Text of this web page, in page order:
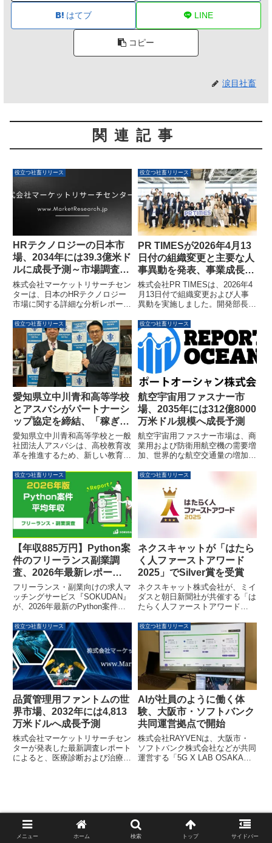
はてブ LINE
コピー
涙目社畜
関連記事
役立つ社畜リリース
HRテクノロジーの日本市
場、2034年には39.3億米ド
ルに成長予測～市場調査レ
ポートが発表されました
株式会社マーケットリサーチセン
ターは、日本のHRテクノロジー
市場に関する詳細な分析レポート
2034」を発表しました。このレ
ポートによると、日本のHRテッ
ク市場は2025年の21.6億米ドル
から、2034年には39.3億米ドル
に達し、2026年から2034年にか
けて年平均成長率（CAGR）
6.87%で成長すると予測されてい
ます。国内の労働力人口の減少や
技術進歩が市場成長の主要な推進
要因とされています。
役立つ社畜リリース
PR TIMESが2026年4月13
日付の組織変更と主要な人
事異動を発表、事業成長と
ミッション実現に向けた新
体制へ
株式会社PR TIMESは、2026年4
月13日付で組織変更および人事
異動を実施しました。開発部長に
ビス部長に髙木健志氏、PR
TIMES TVサービス部長に田原寛
大氏、財務経理部長に柳原仁美氏
が新たに就任したほか、複数のマ
ネージャー職も決定しました。こ
の変更は、ミッション達成と事業
成長の加速を目指すものです。
役立つ社畜リリース
愛知県立中川青和高等学校
とアスバシがパートナーシ
ップ協定を締結、「稼ぎな
がら学ぶ」アプレンティス
シップを本格導入
愛知県立中川青和高等学校と一般
社団法人アスバシは、高校教育改
革を推進するため、新しい教育の
ップ協定を締結しました。この協
定により、「給与支給×実践的学
び×単位取得」を特徴とするアプ
レンティスシップを本格導入し、
生徒のキャリア形成を支援する3
年間の連続した「越境体験型プロ
グラム」を共同で企画・運営して
いくとのことです。
役立つ社畜リリース
航空宇宙用ファスナー市
場、2035年には312億8000
万米ドル規模へ成長予測
航空宇宙用ファスナー市場は、商
業用および防衛用航空機の需要増
加、世界的な航空交通量の増加を
米ドルに達すると予測されていま
す。軽量、耐腐食性、高強度の材
料に焦点が当てられ、AI駆動製造
などの先進技術が導入されていま
役立つ社畜リリース
【年収885万円】Python案
件のフリーランス副業調
査、2026年最新レポート
公開
フリーランス・副業向けの求人マ
ッチングサービス『SOKUDAN』
が、2026年最新のPython案件に
た。この調査によると、Python
案件の平均年収は885万円に達
し、職種別ランキングで上位に位
置しています。また、フルリモー
ト案件が約7割を占め、週3日ま
での柔軟な働き方に対応する案件
も4割を超えることが明らかにな
りました。
役立つ社畜リリース
ネクスキャットが「はたら
く人ファーストアワード
2025」でSilver賞を受賞
ネクスキャット株式会社が、ミイ
ダスと朝日新聞社が共催する「は
たらく人ファーストアワード
社の中からSilver賞を受賞しまし
た。独自の「ウルトラフレックス
制度」と全従業員フルリモート導
入による柔軟な働き方が高く評価
されています。
役立つ社畜リリース
品質管理用ファントムの世
界市場、2032年には4,813
万米ドルへ成長予測
株式会社マーケットリサーチセン
ターが発表した最新調査レポート
によると、医療診断および治療に
測されています。本レポートは、
市場規模、動向、セグメント別予
測、主要企業の情報などを網羅し
役立つ社畜リリース
AIが社員のように働く体
験、大阪市・ソフトバンク
共同運営拠点で開始
株式会社RAYVENは、大阪市・
ソフトバンク株式会社などが共同
運営する「5G X LAB OSAKA」
知識、リアルタイム情報、社内ツ
ールの操作能力を持つAIが、社員
と同じように働く様子を体験でき
メニュー ホーム 検索 トップ サイドバー